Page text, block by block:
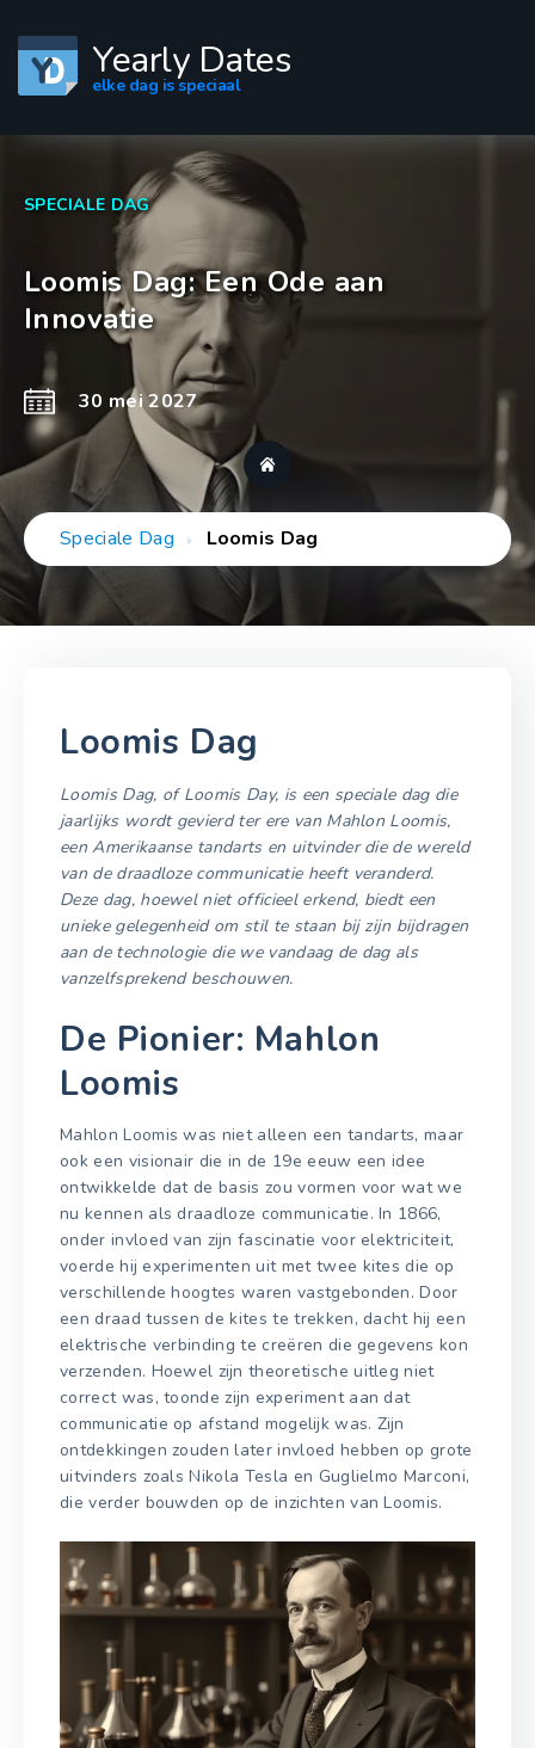
Yearly Dates
elke dag is speciaal
SPECIALE DAG
Loomis Dag: Een Ode aan
Innovatie
30 mei 2027
Speciale Dag Loomis Dag
Loomis Dag
Loomis Dag, of Loomis Day, is een speciale dag die
jaarlijks wordt gevierd ter ere van Mahlon Loomis,
een Amerikaanse tandarts en uitvinder die de wereld
van de draadloze communicatie heeft veranderd.
Deze dag, hoewel niet officieel erkend, biedt een
unieke gelegenheid om stil te staan bij zijn bijdragen
aan de technologie die we vandaag de dag als
vanzelfsprekend beschouwen.
De Pionier: Mahlon
Loomis
Mahlon Loomis was niet alleen een tandarts, maar
ook een visionair die in de 19e eeuw een idee
ontwikkelde dat de basis zou vormen voor wat we
nu kennen als draadloze communicatie. In 1866,
onder invloed van zijn fascinatie voor elektriciteit,
voerde hij experimenten uit met twee kites die op
verschillende hoogtes waren vastgebonden. Door
een draad tussen de kites te trekken, dacht hij een
elektrische verbinding te creëren die gegevens kon
verzenden. Hoewel zijn theoretische uitleg niet
correct was, toonde zijn experiment aan dat
communicatie op afstand mogelijk was. Zijn
ontdekkingen zouden later invloed hebben op grote
uitvinders zoals Nikola Tesla en Guglielmo Marconi,
die verder bouwden op de inzichten van Loomis.